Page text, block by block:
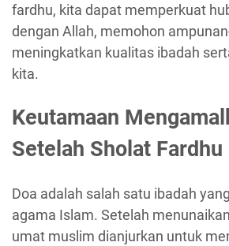
fardhu, kita dapat memperkuat
dengan Allah, memohon
meningkatkan kualitas ibadah
kita.
Keutamaan
Setelah Sholat Fardhu
Doa adalah salah satu ibadah
agama Islam. Setelah
umat muslim dianjurkan untuk